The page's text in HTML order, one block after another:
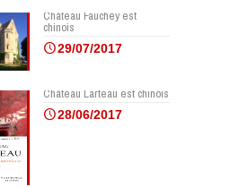
Château Fauchey est
chinois
29/07/2017
Château Larteau est chinois
28/06/2017